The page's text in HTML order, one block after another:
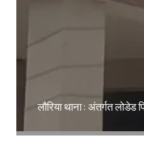
लौरिया थाना : अंतर्गत